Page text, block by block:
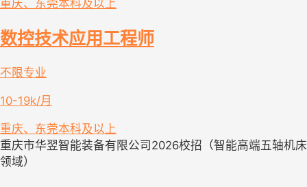
重庆、东莞本科及以上
数控技术应用工程师
不限专业
10-19k/月
重庆、东莞本科及以上
重庆市华翌智能装备有限公司2026校招（智能高端五轴机床
领域）